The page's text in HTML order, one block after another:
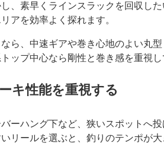
、素早くラインスラックを回収し
アを効率よく探れます。
ら、中速ギアや巻き心地のよい丸
ップ中心なら剛性と巻き感を重視し
キ性能を重視する
ーハング下など、狭いスポットへ投
リールを選ぶと、釣りのテンポが大